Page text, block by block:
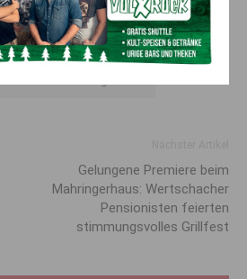
sich auf eine Fläche von rund
Waldboden ausgebreitet (c)
Gelungene Premiere beim
Mahringerhaus: Wertschacher
Pensionisten feierten
stimmungsvolles Grillfest